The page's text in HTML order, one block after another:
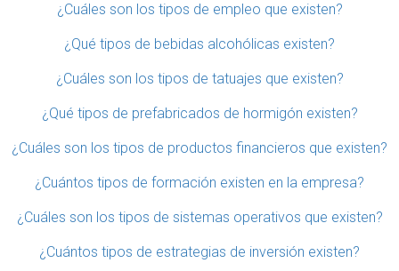
¿Cuáles son los tipos de empleo que existen?
¿Qué tipos de bebidas alcohólicas existen?
¿Cuáles son los tipos de tatuajes que existen?
¿Qué tipos de prefabricados de hormigón existen?
¿Cuáles son los tipos de productos financieros que existen?
¿Cuántos tipos de formación existen en la empresa?
¿Cuáles son los tipos de sistemas operativos que existen?
¿Cuántos tipos de estrategias de inversión existen?